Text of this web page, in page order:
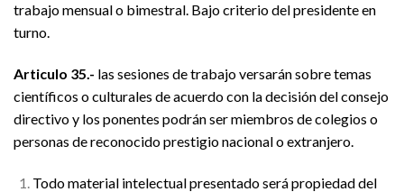
trabajo mensual o bimestral. Bajo criterio del presidente en
turno.
Articulo 35.- las sesiones de trabajo versarán sobre temas
científicos o culturales de acuerdo con la decisión del consejo
directivo y los ponentes podrán ser miembros de colegios o
personas de reconocido prestigio nacional o extranjero.
Todo material intelectual presentado será propiedad del